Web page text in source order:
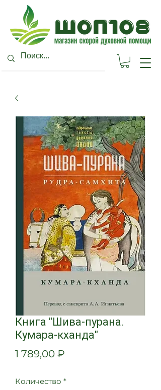
Книга "Шива-пурана.
Кумара-кханда"
1 789,00 ₽
Количество *